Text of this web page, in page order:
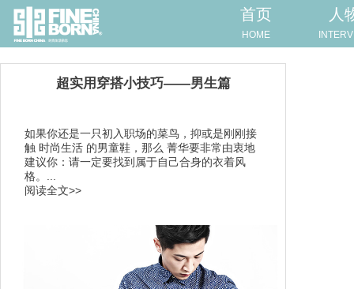
首页
HOME
人
超实用穿搭小技巧——男生篇
如果你还是一只初入职场的菜鸟，抑或是刚刚接
触 时尚生活 的男童鞋，那么 菁华要非常由衷地
建议你：请一定要找到属于自己合身的衣着风
格。...
阅读全文>>